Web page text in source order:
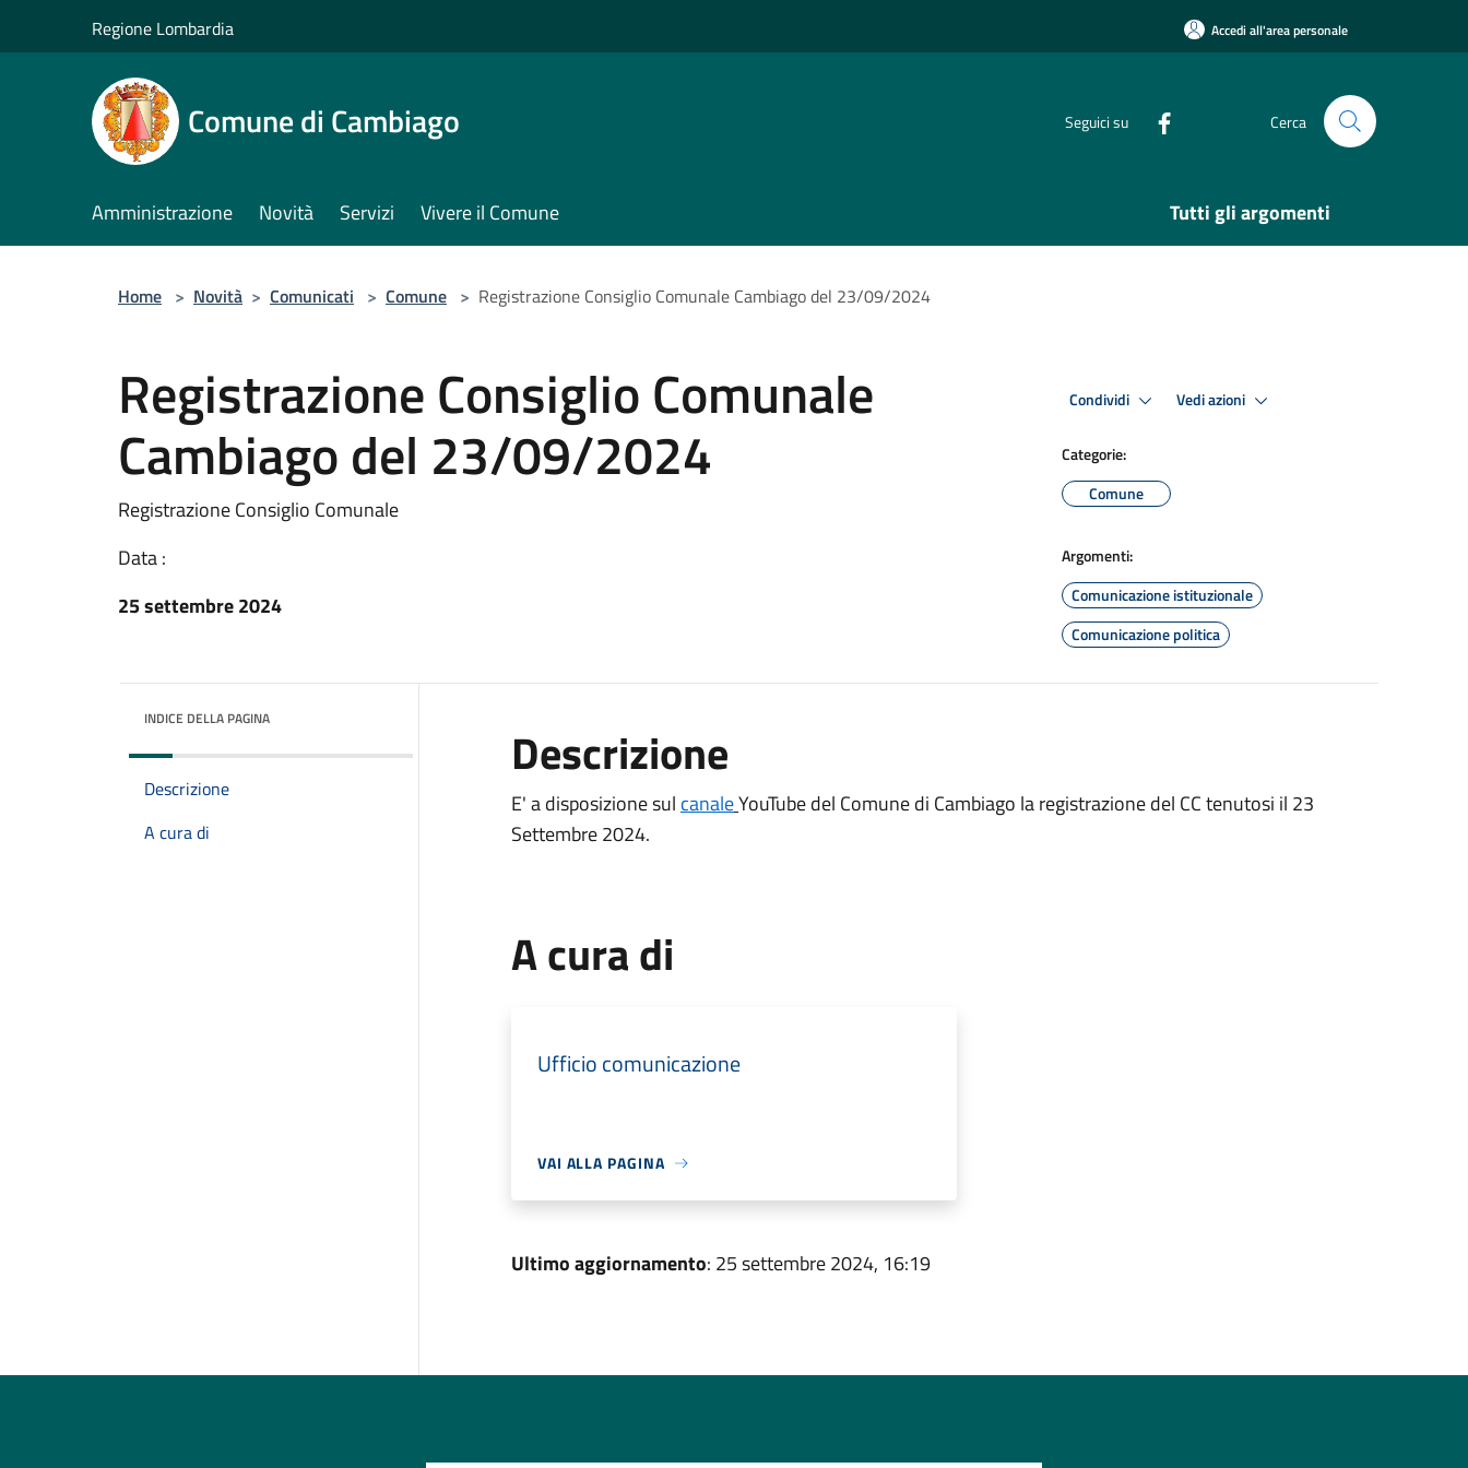
Regione Lombardia Accedi all'area personale
Comune di Cambiago Seguici su Cerca
Amministrazione Novità Servizi Vivere il Comune Tutti gli argomenti
Home > Novità > Comunicati > Comune > Registrazione Consiglio Comunale Cambiago del 23/09/2024
Registrazione Consiglio Comunale
Cambiago del 23/09/2024
Registrazione Consiglio Comunale
Data :
25 settembre 2024
Condividi Vedi azioni
Categorie:
Comune
Argomenti:
Comunicazione istituzionale
Comunicazione politica
INDICE DELLA PAGINA
Descrizione
A cura di
Descrizione
E' a disposizione sul canaleYouTube del Comune di Cambiago la registrazione del CC tenutosi il 23
Settembre 2024.
A cura di
Ufficio comunicazione
VAI ALLA PAGINA
Ultimo aggiornamento: 25 settembre 2024, 16:19